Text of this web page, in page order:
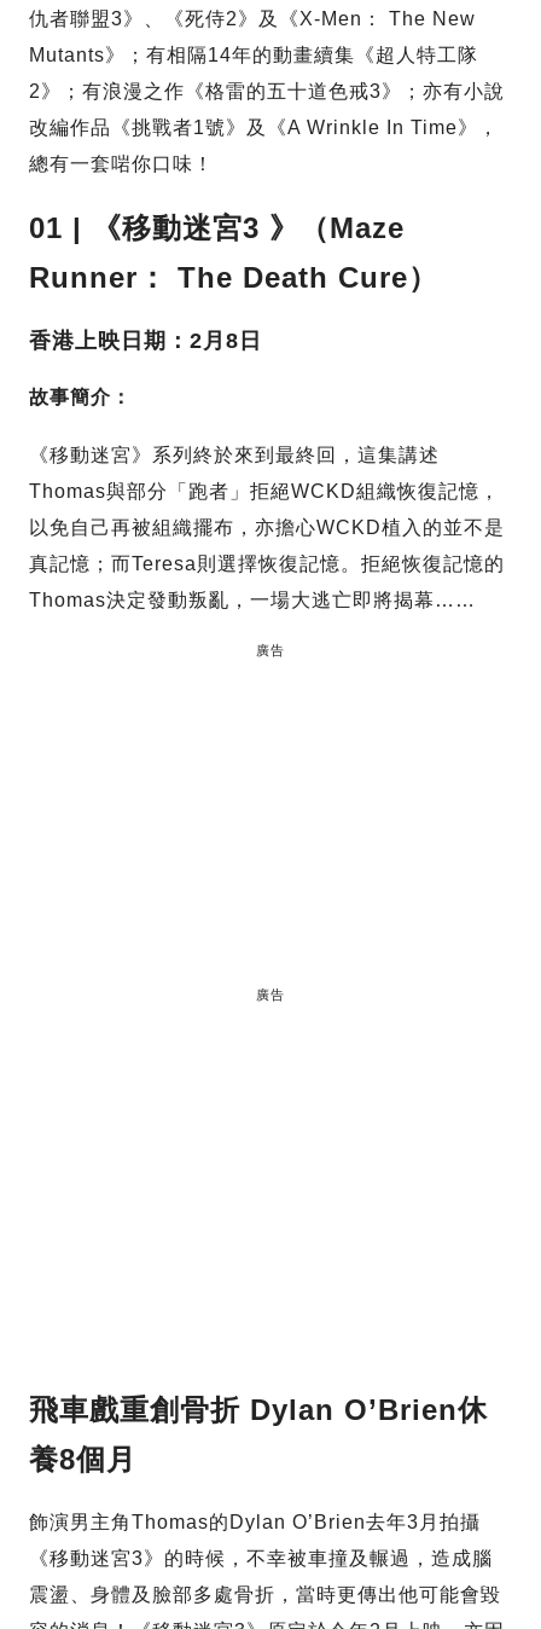
仇者聯盟3》、《死侍2》及《X-Men： The New
Mutants》；有相隔14年的動畫續集《超人特工隊
2》；有浪漫之作《格雷的五十道色戒3》；亦有小說
改編作品《挑戰者1號》及《A Wrinkle In Time》，
總有一套啱你口味！
01 | 《移動迷宮3 》（Maze
Runner： The Death Cure）
香港上映日期：2月8日
故事簡介：
《移動迷宮》系列終於來到最終回，這集講述
Thomas與部分「跑者」拒絕WCKD組織恢復記憶，
以免自己再被組織擺布，亦擔心WCKD植入的並不是
真記憶；而Teresa則選擇恢復記憶。拒絕恢復記憶的
Thomas決定發動叛亂，一場大逃亡即將揭幕……
廣告
廣告
飛車戲重創骨折 Dylan O’Brien休
養8個月
飾演男主角Thomas的Dylan O’Brien去年3月拍攝
《移動迷宮3》的時候，不幸被車撞及輾過，造成腦
震盪、身體及臉部多處骨折，當時更傳出他可能會毀